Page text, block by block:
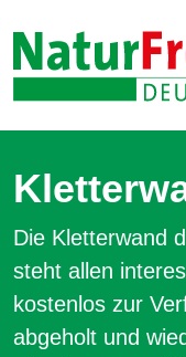
Die Kletterwand
steht allen
kostenlos zur
abgeholt und